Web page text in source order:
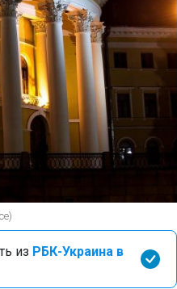
из РБК-Украина в